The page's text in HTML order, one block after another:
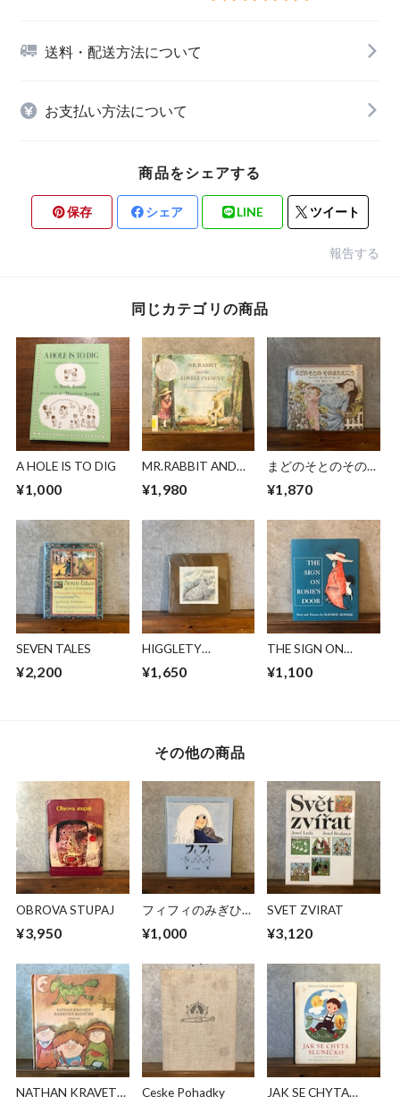
送料・配送方法について
お支払い方法について
商品をシェアする
保存 シェア LINE ツイート
報告する
同じカテゴリの商品
A HOLE IS TO DIG
¥1,000
MR.RABBIT AND
PRESENT
¥1,980
まどのそとのそのま
¥1,870
SEVEN TALES
¥2,200
HIGGLETY
¥1,650
THE SIGN ON
¥1,100
その他の商品
OBROVA STUPAJ
¥3,950
フィフィのみぎひだ
¥1,000
SVET ZVIRAT
¥3,120
NATHAN KRAVETZ
Ceske Pohadky
JAK SE CHYTA